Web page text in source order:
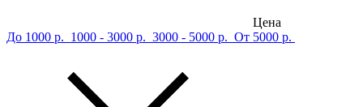
Цена
До 1000 р. 1000 - 3000 р. 3000 - 5000 р. От 5000 р.